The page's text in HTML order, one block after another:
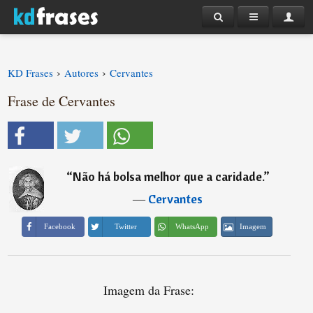
KD Frases › Autores › Cervantes
Frase de Cervantes
“Não há bolsa melhor que a caridade.”
―Cervantes
Facebook Twitter WhatsApp Imagem
Imagem da Frase: